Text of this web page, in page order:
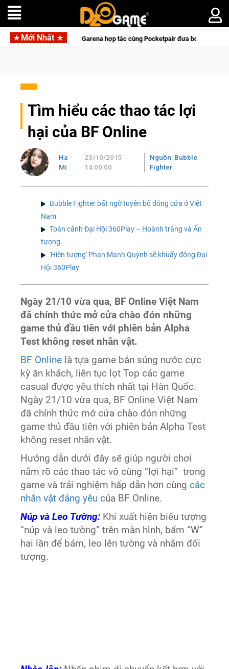
Mới NhấtGarena hợp tác cùng Pocketpair đưa bom tấn săn thú sinh
Tìm hiểu các thao tác lợi
hại của BF Online
Ha
Mi
23/10/2015
14:00:00
Nguồn: Bubble
Fighter
Bubble Fighter bất ngờ tuyên bố đóng cửa ở Việt
Nam
Toàn cảnh Đại Hội 360Play – Hoành tráng và Ấn
tượng
'Hiện tượng' Phan Mạnh Quỳnh sẽ khuấy động Đại
Hội 360Play
Ngày 21/10 vừa qua, BF Online Việt Nam
đã chính thức mở cửa chào đón những
game thủ đầu tiên với phiên bản Alpha
Test không reset nhân vật.
BF Online là tựa game bắn súng nước cực
kỳ ăn khách, liên tục lọt Top các game
casual được yêu thích nhất tại Hàn Quốc.
Ngày 21/10 vừa qua, BF Online Việt Nam
đã chính thức mở cửa chào đón những
game thủ đầu tiên với phiên bản Alpha Test
không reset nhân vật.
Hướng dẫn dưới đây sẽ giúp người chơi
nắm rõ các thao tác vô cùng “lợi hại” trong
game và trải nghiệm hấp dẫn hơn cùngcác
nhân vật đáng yêu của BF Online.
Núp và Leo Tường: Khi xuất hiện biểu tượng
“núp và leo tường” trên màn hình, bấm “W”
hai lần để bám, leo lên tường và nhắm đối
tượng.